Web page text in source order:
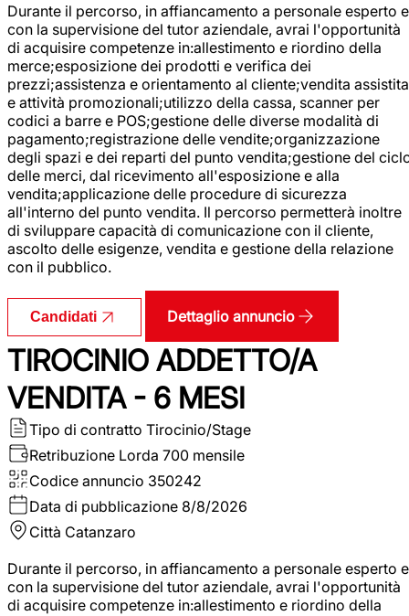
Durante il percorso, in affiancamento a personale esperto e
con la supervisione del tutor aziendale, avrai l'opportunità
di acquisire competenze in:allestimento e riordino della
merce;esposizione dei prodotti e verifica dei
prezzi;assistenza e orientamento al cliente;vendita assistita
e attività promozionali;utilizzo della cassa, scanner per
codici a barre e POS;gestione delle diverse modalità di
pagamento;registrazione delle vendite;organizzazione
degli spazi e dei reparti del punto vendita;gestione del
delle merci, dal ricevimento all'esposizione e alla
vendita;applicazione delle procedure di sicurezza
all'interno del punto vendita. Il percorso permetterà inoltre
di sviluppare capacità di comunicazione con il cliente,
ascolto delle esigenze, vendita e gestione della relazione
con il pubblico.
Candidati Dettaglio annuncio
TIROCINIO ADDETTO/A
VENDITA - 6 MESI
Tipo di contratto Tirocinio/Stage
Retribuzione Lorda 700 mensile
Codice annuncio 350242
Data di pubblicazione 8/8/2026
Città Catanzaro
Durante il percorso, in affiancamento a personale esperto e
con la supervisione del tutor aziendale, avrai l'opportunità
di acquisire competenze in:allestimento e riordino della